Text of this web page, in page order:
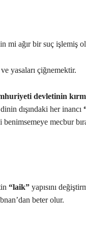
mi ağır bir suç işlemiş
yasaları çiğnemektir.
devletinin
dışındaki her inancı
mecbur
“laik” yapısını
beter olur.